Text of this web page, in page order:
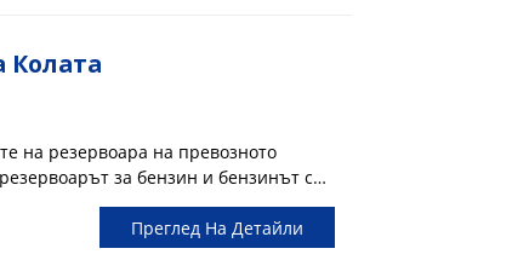
Колата
на резервоара на превозното
за бензин и бензинът се
и известно място за съхранение,
Преглед На Детайли